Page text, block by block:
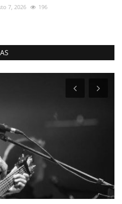
7, 2026 196